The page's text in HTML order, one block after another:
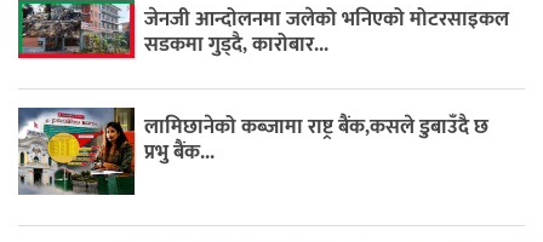
जेनजी आन्दोलनमा जलेको भनिएको मोटरसाइकल
सडकमा गुड्दै, कारोबार...
लामिछानेको कब्जामा राष्ट्र बैंक,कसले डुबाउँदै छ
प्रभु बैंक...